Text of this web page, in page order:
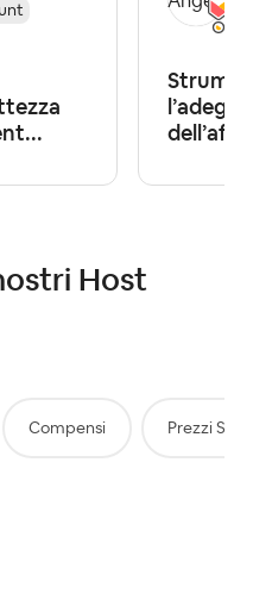
Host
Compensi Prezzi Smart